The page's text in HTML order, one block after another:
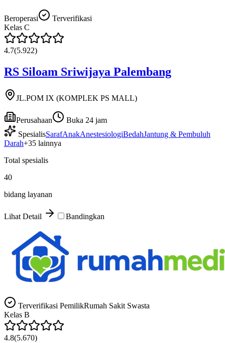
Beroperasi
Terverifikasi
Kelas C
4.7(5.922)
RS Siloam Sriwijaya Palembang
JL.POM IX (KOMPLEK PS MALL)
Perusahaan
Buka 24 jam
SpesialisSarafAnakAnestesiologiBedahJantung & Pembuluh
Darah+35 lainnya
Total spesialis
40
bidang layanan
Lihat Detail Bandingkan
Terverifikasi PemilikRumah Sakit Swasta
Kelas B
4.8(5.670)